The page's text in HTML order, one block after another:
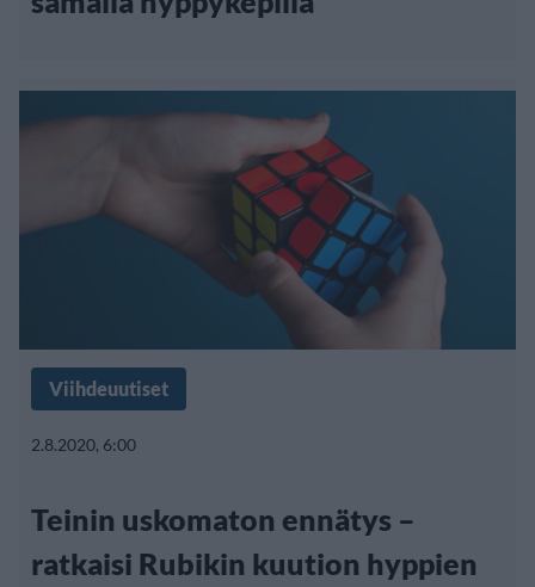
Viihdeuutiset
2.8.2020, 6:00
Teinin uskomaton ennätys –
ratkaisi Rubikin kuution hyppien